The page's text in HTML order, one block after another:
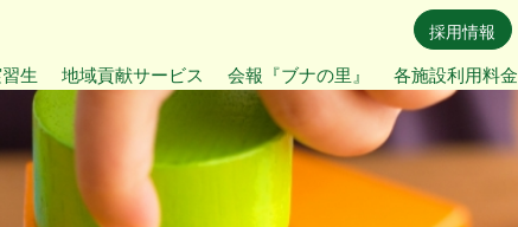
採用情報
生 地域貢献サービス 会報『ブナの里』 各施設利用料金